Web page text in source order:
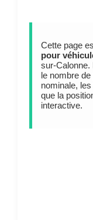
Cette page
pour
sur-Calonne.
le nombre
nominale,
que la
interactive.